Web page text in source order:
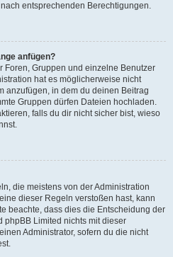
entsprechenden Berechtigungen.
anfügen?
Foren, Gruppen und einzelne Benutzer
hat es möglicherweise nicht
anzufügen, in dem du deinen Beitrag
Gruppen dürfen Dateien hochladen.
falls du dir nicht sicher bist, wieso
die meistens von der Administration
dieser Regeln verstoßen hast, kann
beachte, dass dies die Entscheidung der
phpBB Limited nichts mit dieser
Administrator, sofern du die nicht